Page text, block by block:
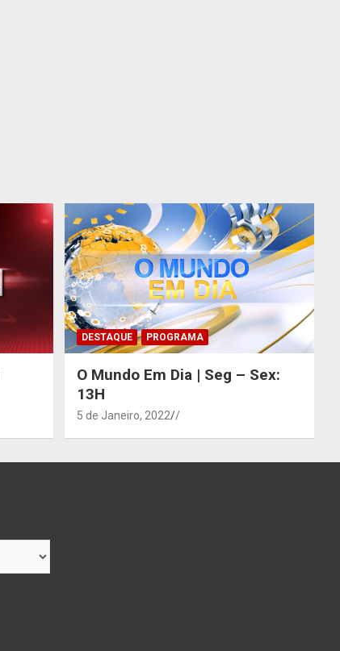
DESTAQUE PROGRAMA
O Mundo Em Dia | Seg – Sex:
13H
5 de Janeiro, 2022 /